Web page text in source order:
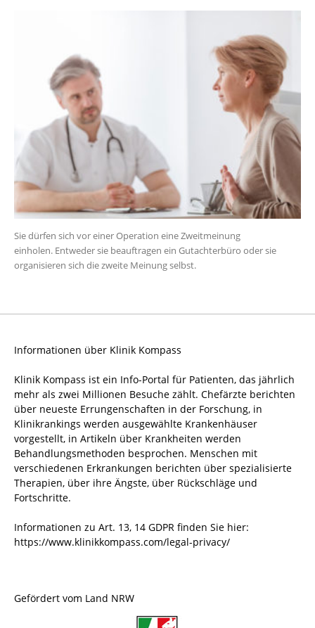
Sie dürfen sich vor einer Operation eine Zweitmeinung
einholen. Entweder sie beauftragen ein Gutachterbüro oder sie
organisieren sich die zweite Meinung selbst.
Informationen über Klinik Kompass
Klinik Kompass ist ein Info-Portal für Patienten, das jährlich
mehr als zwei Millionen Besuche zählt. Chefärzte berichten
über neueste Errungenschaften in der Forschung, in
Klinikrankings werden ausgewählte Krankenhäuser
vorgestellt, in Artikeln über Krankheiten werden
Behandlungsmethoden besprochen. Menschen mit
verschiedenen Erkrankungen berichten über spezialisierte
Therapien, über ihre Ängste, über Rückschläge und
Fortschritte.
Informationen zu Art. 13, 14 GDPR finden Sie hier:
https://www.klinikkompass.com/legal-privacy/
Gefördert vom Land NRW